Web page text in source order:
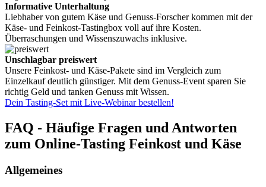
Informative Unterhaltung
Liebhaber von gutem Käse und Genuss-Forscher kommen mit der
Käse- und Feinkost-Tastingbox voll auf ihre Kosten.
Überraschungen und Wissenszuwachs inklusive.
Unschlagbar preiswert
Unsere Feinkost- und Käse-Pakete sind im Vergleich zum
Einzelkauf deutlich günstiger. Mit dem Genuss-Event sparen Sie
richtig Geld und tanken Genuss mit Wissen.
Dein Tasting-Set mit Live-Webinar bestellen!
FAQ - Häufige Fragen und Antworten
zum Online-Tasting Feinkost und Käse
Allgemeines